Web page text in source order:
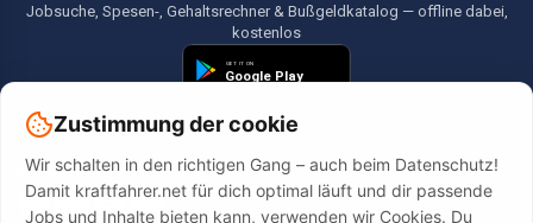
Jobsuche, Spesen-, Gehaltsrechner & Bußgeldkatalog — offline dabei,
kostenlos
©2026 Kraftfahrer.net. Alle Rechte vorbehalten.
Zustimmung der cookie
Wir schalten in den richtigen Gang – auch beim Datenschutz!
Damit kraftfahrer.net für dich optimal läuft und dir passende
Jobs und Inhalte bieten kann, verwenden wir Cookies. Du